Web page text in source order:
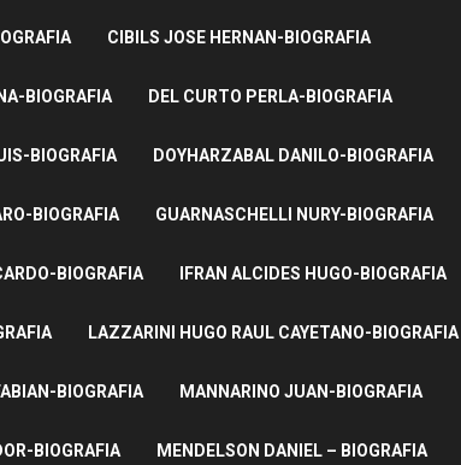
CIBILS JOSE HERNAN-BIOGRAFIA
BIOGRAFIA DEL CURTO PERLA-BIOGRAFIA
BIOGRAFIA DOYHARZABAL DANILO-BIOGRAFIA
BIOGRAFIA GUARNASCHELLI NURY-BIOGRAFIA
BIOGRAFIA IFRAN ALCIDES HUGO-BIOGRAFIA
LAZZARINI HUGO RAUL CAYETANO-BIOGRAFIA
BIOGRAFIA MANNARINO JUAN-BIOGRAFIA
BIOGRAFIA MENDELSON DANIEL – BIOGRAFIA